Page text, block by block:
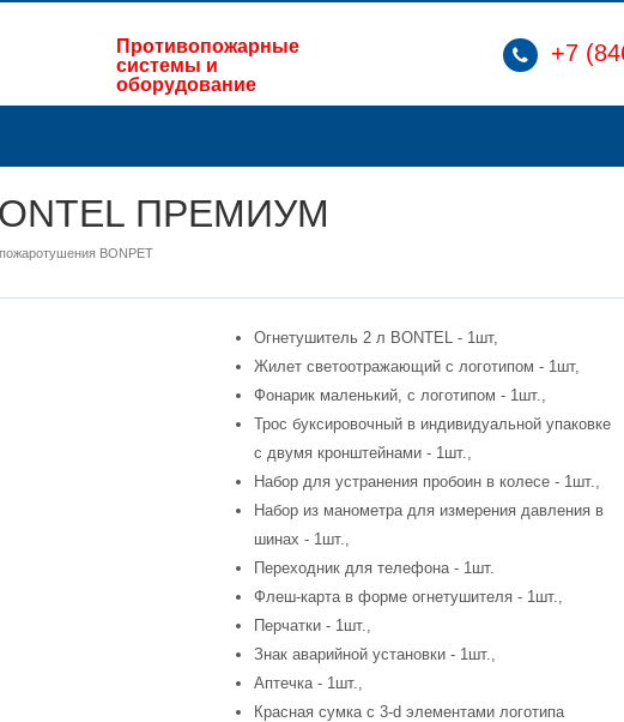
Противопожарные
системы и
оборудование
+7
ПРЕМИУМ
BONPET
Огнетушитель 2 л BONTEL - 1шт,
Жилет светоотражающий с логотипом - 1шт,
Фонарик маленький, с логотипом - 1шт.,
Трос буксировочный в индивидуальной упаковке
с двумя кронштейнами - 1шт.,
Набор для устранения пробоин в колесе - 1шт.,
Набор из манометра для измерения давления в
шинах - 1шт.,
Переходник для телефона - 1шт.
Флеш-карта в форме огнетушителя - 1шт.,
Перчатки - 1шт.,
Знак аварийной установки - 1шт.,
Аптечка - 1шт.,
Красная сумка с 3-d элементами логотипа